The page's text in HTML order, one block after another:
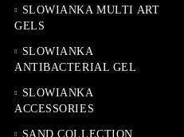
SLOWIANKA MULTI ART
GELS
SLOWIANKA
ANTIBACTERIAL GEL
SLOWIANKA
ACCESSORIES
SAND COLLECTION